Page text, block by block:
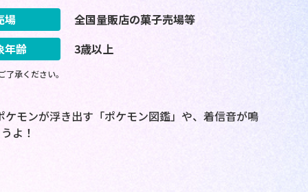
場
全国量販店の菓子売場等
年齢
3歳以上
承ください。
モンが浮き出す「ポケモン図鑑」や、着信音が鳴
よ！